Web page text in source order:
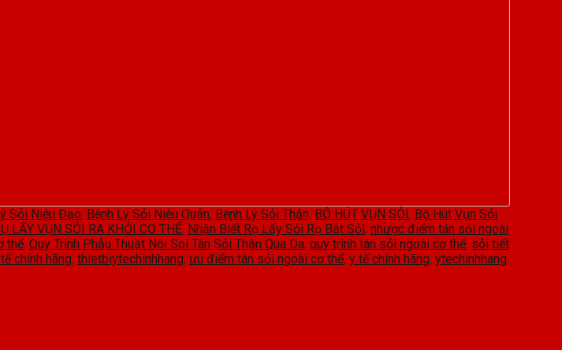
Sỏi Niệu Đạo, Bệnh Lý Sỏi Niệu Quản, Bệnh Lý Sỏi Thận, BỘ HÚT VỤN SỎI , Bộ Hút Vụn Sỏi
LẤY VỤN SỎI RA KHỎI CƠ THỂ, Nhận Biết Rọ Lấy Sỏi Rọ Bắt Sỏi, nhược điểm tán sỏi ngoài
thể, Quy Trình Phẫu Thuật Nội Soi Tán Sỏi Thận Qua Da, quy trình tán sỏi ngoài cơ thể, sỏi tiết
chính hãng, thietbiytechinhhang, ưu điểm tán sỏi ngoài cơ thể, y tế chính hãng, ytechinhhang.